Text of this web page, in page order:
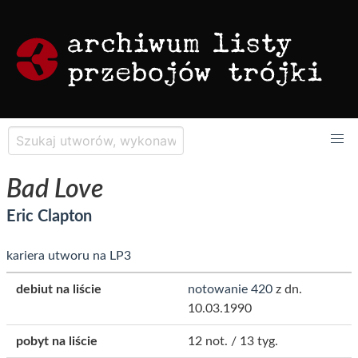
Bad Love
Eric Clapton
kariera utworu na LP3
debiut na liście notowanie 420 z dn.
10.03.1990
pobyt na liście 12 not. / 13 tyg.